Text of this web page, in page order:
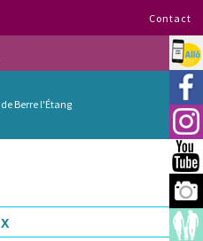
Contact
Berre l'Étang
Allo